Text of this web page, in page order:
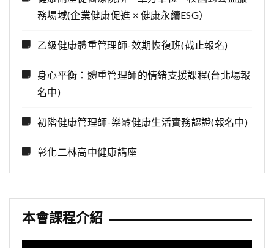
務場域(企業健康促進 × 健康永續ESG）
乙級健康體重管理師-效期恢復班(截止報名)
身心平衡：體重管理師的情緒支援課程(台北場報
名中)
初階健康管理師-樂齡健康生活實務認證(報名中)
彰化二林高中健康講座
本會課程介紹